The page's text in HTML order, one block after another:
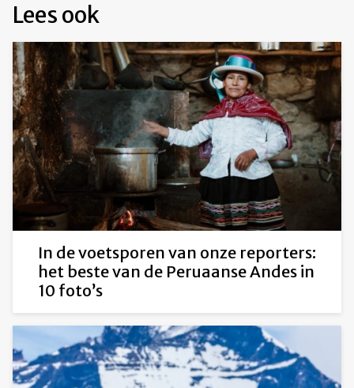
Lees ook
In de voetsporen van onze reporters:
het beste van de Peruaanse Andes in
10 foto’s